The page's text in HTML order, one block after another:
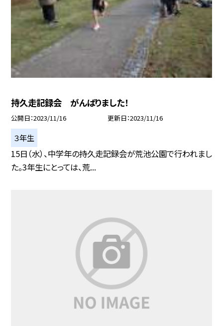
持久走記録会 がんばりました！
公開日 2023/11/16 更新日 2023/11/16
３年生
15日（水）、中学年の持久走記録会が荒池公園で行われまし
た。3年生にとっては、荒...